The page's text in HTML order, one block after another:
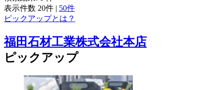
表示件数 20件 | 50件
ピックアップとは？
福田石材工業株式会社本店
ピックアップ